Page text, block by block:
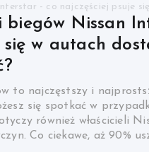
biegów Nissan
się w autach
to najczęstszy i
się spotkać w
również właścicieli
Co ciekawe, aż 90%
– jak dobrać
aby uniknąć
bazę trafia pierwsza
lakiernika – amatora
etapem pracy. To
a ziarno metalu zaczyna